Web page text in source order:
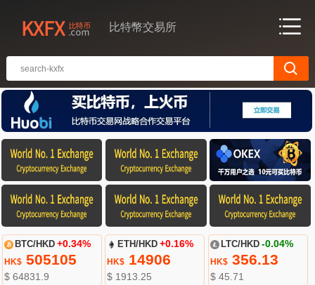
比特幣交易所
BTC/HKD +0.34%
HK$505105
$ 64831.9
ETH/HKD +0.16%
HK$ 14906
$ 1913.25
LTC/HKD -0.04%
HK$356.13
$ 45.71